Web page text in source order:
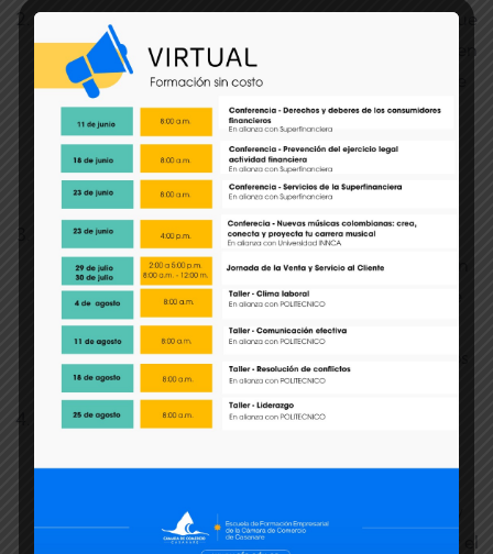
Transformación Digital e Innovación: No permitas que
la tecnología te deje atrás. Aprende a integrar la IA en
los procesos de tu pyme, desde la automatización de
tareas hasta el marketing digital avanzado para
conquistar nuevos mercados y elevar ese 2,3% de
participación que hoy tiene el e-commerce en el
comercio minorista nacional.
Sostenibilidad y ODS: El mundo exige empresas
responsables. Ofrecemos formación especializada en
cómo integrar los Objetivos de Desarrollo Sostenible
(ODS) en el ADN de tu negocio, mejorando tu
competitividad y abriendo puertas a financiamientos
verdes.
Administración: Desde contabilidad básica, temas
necesarias para que los comerciantes, empresarios y
emprendedores adquieran habilidades para mitigar el